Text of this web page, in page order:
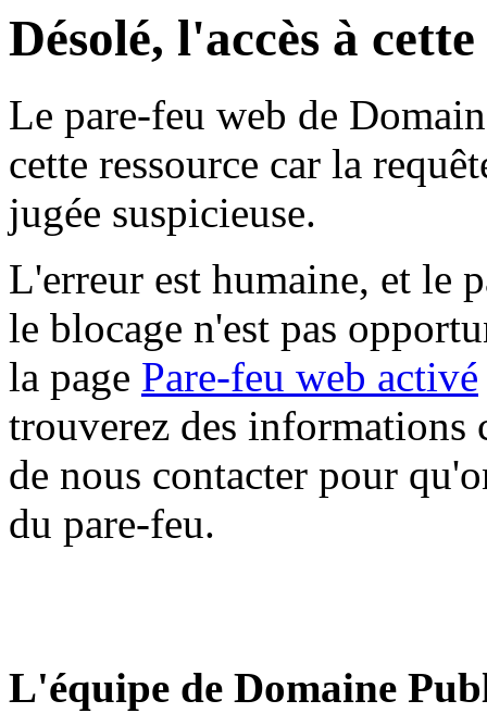
Désolé, l'accès à
Le pare-feu web de
cette ressource car la
jugée suspicieuse.
L'erreur est humaine, et le
le blocage n'est pas
la page Pare-feu web activé
trouverez des informations
de nous contacter pour
du pare-feu.
L'équipe de Domaine